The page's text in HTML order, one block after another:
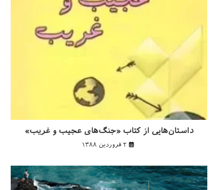
داستان‌هایی از کتاب «جنگ‌های عجیب و غریب»
۲ فروردین ۱۳۸۸